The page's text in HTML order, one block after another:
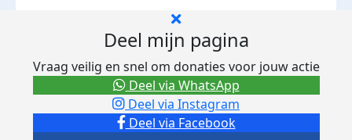
Deel mijn pagina
Vraag veilig en snel om donaties voor jouw actie
Deel via Facebook
Deel via Instagram
Deel via WhatsApp